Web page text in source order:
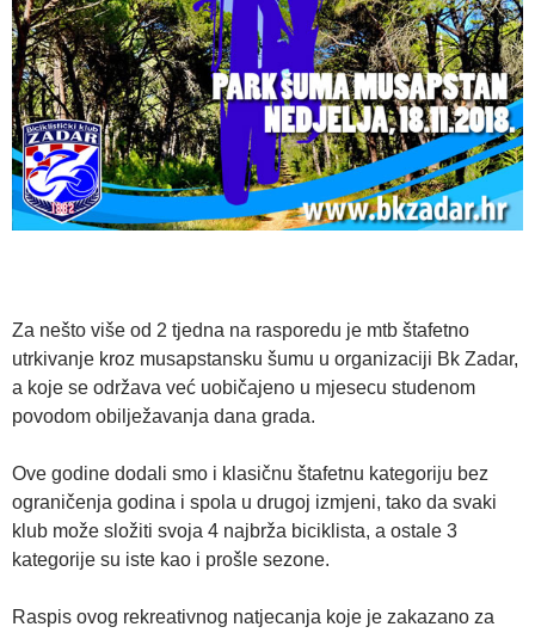
Za nešto više od 2 tjedna na rasporedu je mtb štafetno
utrkivanje kroz musapstansku šumu u organizaciji Bk Zadar,
a koje se održava već uobičajeno u mjesecu studenom
povodom obilježavanja dana grada.
Ove godine dodali smo i klasičnu štafetnu kategoriju bez
ograničenja godina i spola u drugoj izmjeni, tako da svaki
klub može složiti svoja 4 najbrža biciklista, a ostale 3
kategorije su iste kao i prošle sezone.
Raspis ovog rekreativnog natjecanja koje je zakazano za